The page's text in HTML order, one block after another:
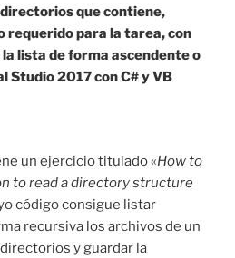
que contiene,
requerido para la tarea, con
lista de forma ascendente o
Studio 2017 con C# y VB
un ejercicio titulado «How to
to read a directory structure
código consigue listar
recursiva los archivos de un
y guardar la